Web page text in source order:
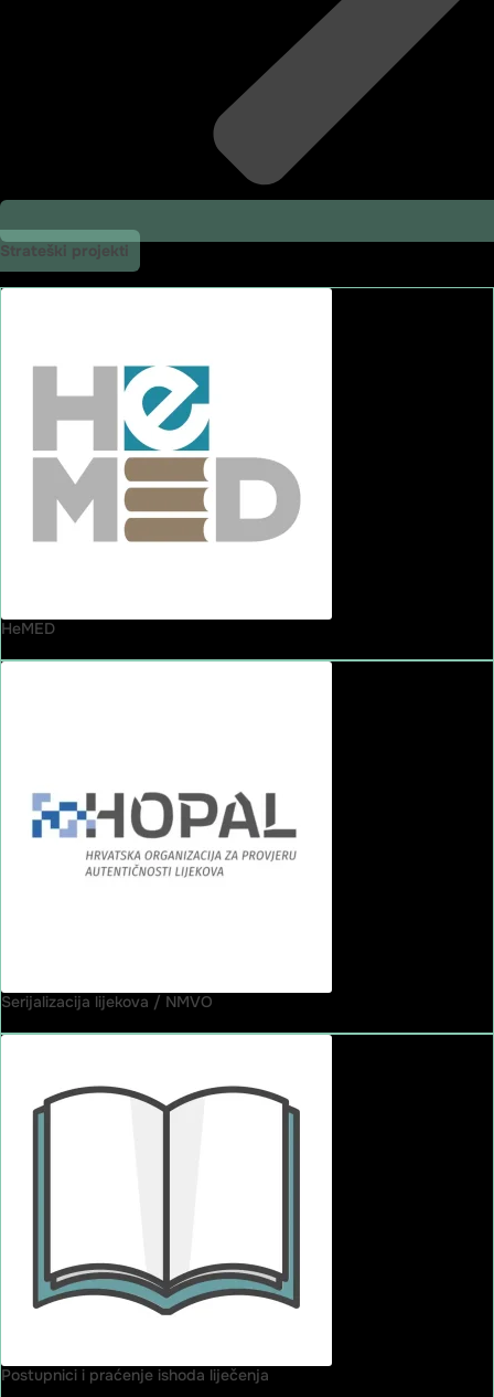
Strateški projekti
HeMED
Serijalizacija lijekova / NMVO
Postupnici i praćenje ishoda liječenja